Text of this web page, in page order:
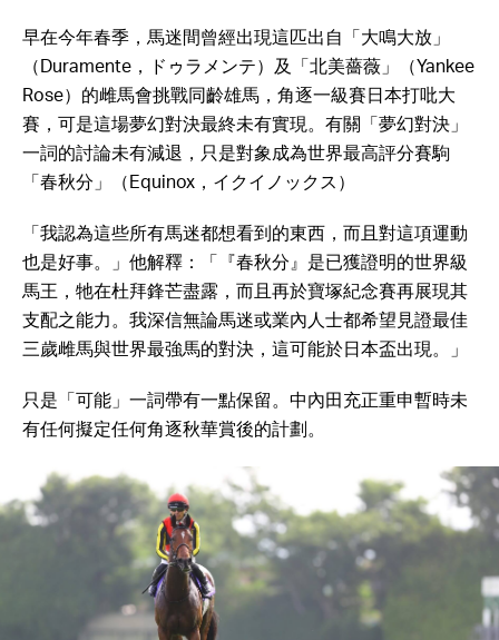
早在今年春季，馬迷間曾經出現這匹出自「大鳴大放」
（Duramente，ドゥラメンテ）及「北美薔薇」（Yankee
Rose）的雌馬會挑戰同齡雄馬，角逐一級賽日本打吡大
賽，可是這場夢幻對決最終未有實現。有關「夢幻對決」
一詞的討論未有減退，只是對象成為世界最高評分賽駒
「春秋分」（Equinox，イクイノックス）
「我認為這些所有馬迷都想看到的東西，而且對這項運動
也是好事。」他解釋：「『春秋分』是已獲證明的世界級
馬王，牠在杜拜鋒芒盡露，而且再於寶塚紀念賽再展現其
支配之能力。我深信無論馬迷或業內人士都希望見證最佳
三歲雌馬與世界最強馬的對決，這可能於日本盃出現。」
只是「可能」一詞帶有一點保留。中內田充正重申暫時未
有任何擬定任何角逐秋華賞後的計劃。